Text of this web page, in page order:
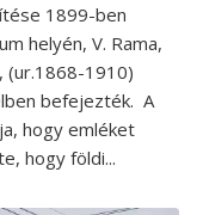
1899-ben
helyén, V. Rama,
(ur.1868-1910)
befejezték. A
hogy emléket
hogy földi...